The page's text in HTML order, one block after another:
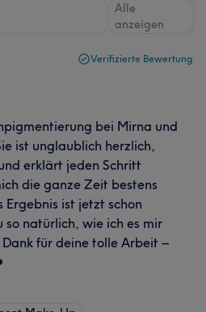
Alle
anzeigen
Verifizierte Bewertung
bei Mirna und
ist unglaublich herzlich,
erklärt jeden Schritt
die ganze Zeit bestens
ist jetzt schon
so natürlich, wie ich es mir
für deine tolle Arbeit –